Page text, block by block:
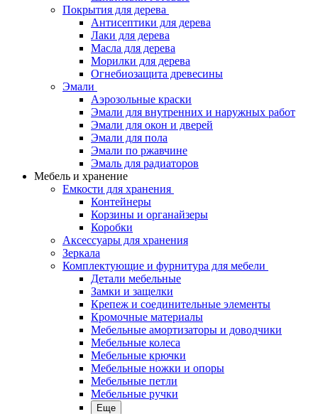
Покрытия для дерева
Антисептики для дерева
Лаки для дерева
Масла для дерева
Морилки для дерева
Огнебиозащита древесины
Эмали
Аэрозольные краски
Эмали для внутренних и наружных работ
Эмали для окон и дверей
Эмали для пола
Эмали по ржавчине
Эмаль для радиаторов
Мебель и хранение
Емкости для хранения
Контейнеры
Корзины и органайзеры
Коробки
Аксессуары для хранения
Зеркала
Комплектующие и фурнитура для мебели
Детали мебельные
Замки и защелки
Крепеж и соединительные элементы
Кромочные материалы
Мебельные амортизаторы и доводчики
Мебельные колеса
Мебельные крючки
Мебельные ножки и опоры
Мебельные петли
Мебельные ручки
Еще